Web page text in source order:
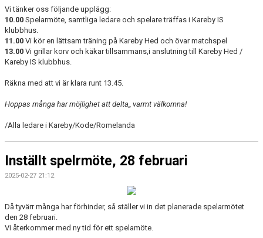
Vi tänker oss följande upplägg:
10.00 Spelarmöte, samtliga ledare och spelare träffas i Kareby IS
klubbhus.
11.00 Vi kör en lättsam träning på Kareby Hed och övar matchspel
13.00 Vi grillar korv och käkar tillsammans,i anslutning till Kareby Hed /
Kareby IS klubbhus.
Räkna med att vi är klara runt 13.45.
Hoppas många har möjlighet att delta,, varmt välkomna!
/Alla ledare i Kareby/Kode/Romelanda
Inställt spelrmöte, 28 februari
2025-02-27 21:12
Då tyvärr många har förhinder, så ställer vi in det planerade spelarmötet
den 28 februari.
Vi återkommer med ny tid för ett spelamöte.